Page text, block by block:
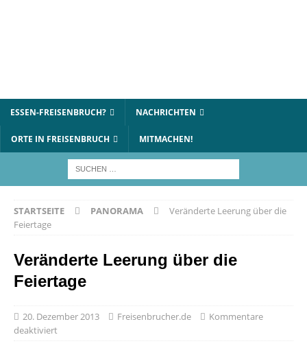
ESSEN-FREISENBRUCH? NACHRICHTEN
ORTE IN FREISENBRUCH MITMACHEN!
STARTSEITE PANORAMA
Veränderte Leerung über die
Feiertage
Veränderte Leerung über die
Feiertage
20. Dezember 2013 Freisenbrucher.de
Kommentare
deaktiviert